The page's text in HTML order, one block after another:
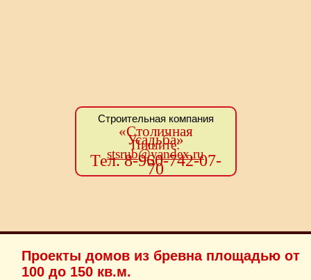
Строительная компания
«Столичная
Усадьба»
Пишите:
stsrub@yandex.ru
Тел. 8-960-742-07-
70
Проекты домов из бревна площадью от
100 до 150 кв.м.